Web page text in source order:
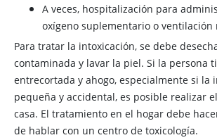
A veces, hospitalización para
oxígeno suplementario o ventilación
Para tratar la intoxicación, se debe
contaminada y lavar la piel. Si la persona
entrecortada y ahogo, especialmente si la
pequeña y accidental, es posible realizar
casa. El tratamiento en el hogar debe
de hablar con un centro de toxicología.